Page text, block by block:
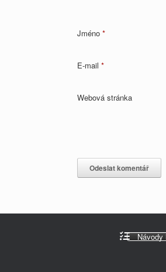
Jméno *
E-mail *
Webová stránka
Návody